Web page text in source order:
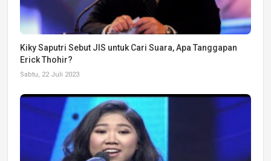
Kiky Saputri Sebut JIS untuk Cari Suara, Apa Tanggapan
Erick Thohir?
Sabtu, 22 Juli 2023